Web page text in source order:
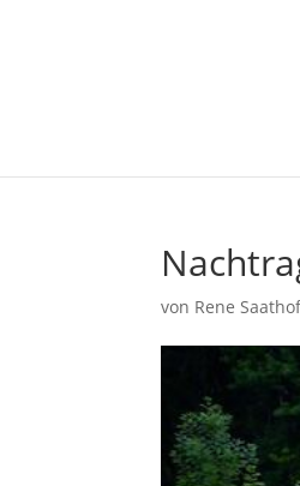
von Rene